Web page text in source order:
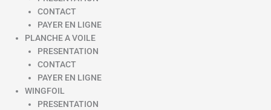
CONTACT
PAYER EN LIGNE
PLANCHE A VOILE
PRESENTATION
CONTACT
PAYER EN LIGNE
WINGFOIL
PRESENTATION